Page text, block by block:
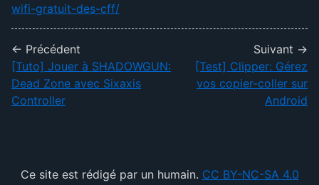
wifi-gratuit-des-cff/
← Précédent
[Tuto] Jouer à SHADOWGUN:
Dead Zone avec Sixaxis
Controller
Suivant →
[Test] Clipper: Gérez
vos copier-coller sur
Android
Ce site est rédigé par un humain. CC BY-NC-SA 4.0